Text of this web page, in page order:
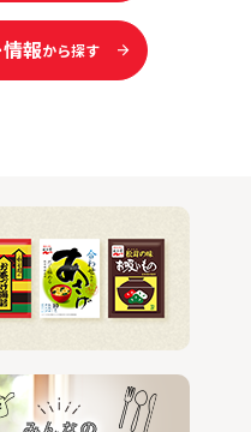
報から探す